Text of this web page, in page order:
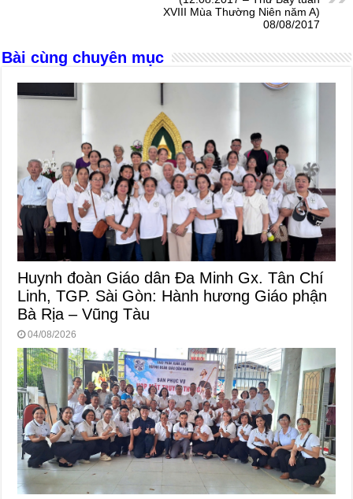
XVIII Mùa Thường Niên năm A)
08/08/2017
Bài cùng chuyên mục
Huynh đoàn Giáo dân Đa Minh Gx. Tân Chí
Linh, TGP. Sài Gòn: Hành hương Giáo phận
Bà Rịa – Vũng Tàu
04/08/2026